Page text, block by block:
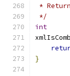
*
*/
int
}